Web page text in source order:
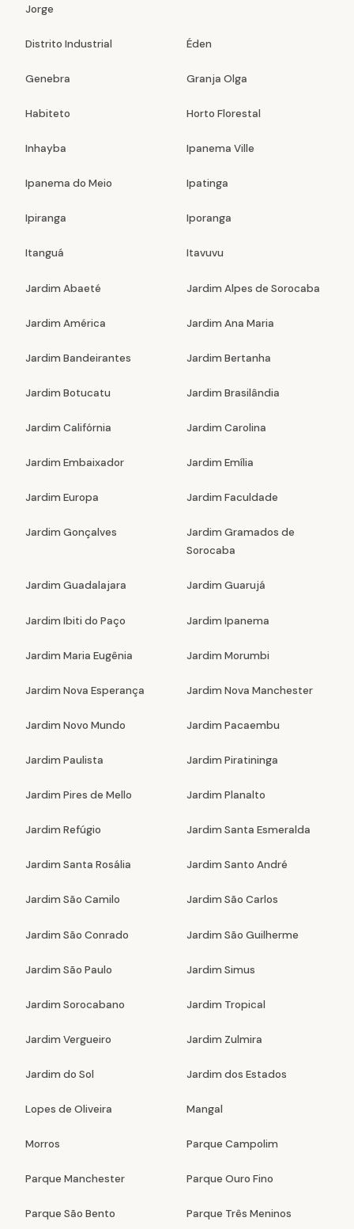
Jorge
Distrito Industrial Éden
Genebra Granja Olga
Habiteto Horto Florestal
Inhayba Ipanema Ville
Ipanema do Meio Ipatinga
Ipiranga Iporanga
Itanguá Itavuvu
Jardim Abaeté Jardim Alpes de Sorocaba
Jardim América Jardim Ana Maria
Jardim Bandeirantes Jardim Bertanha
Jardim Botucatu Jardim Brasilândia
Jardim Califórnia Jardim Carolina
Jardim Embaixador Jardim Emília
Jardim Europa Jardim Faculdade
Jardim Gonçalves
Jardim Gramados de
Sorocaba
Jardim Guadalajara Jardim Guarujá
Jardim Ibiti do Paço Jardim Ipanema
Jardim Maria Eugênia Jardim Morumbi
Jardim Nova Esperança Jardim Nova Manchester
Jardim Novo Mundo Jardim Pacaembu
Jardim Paulista Jardim Piratininga
Jardim Pires de Mello Jardim Planalto
Jardim Refúgio Jardim Santa Esmeralda
Jardim Santa Rosália Jardim Santo André
Jardim São Camilo Jardim São Carlos
Jardim São Conrado Jardim São Guilherme
Jardim São Paulo Jardim Simus
Jardim Sorocabano Jardim Tropical
Jardim Vergueiro Jardim Zulmira
Jardim do Sol Jardim dos Estados
Lopes de Oliveira Mangal
Morros Parque Campolim
Parque Manchester Parque Ouro Fino
Parque São Bento Parque Três Meninos